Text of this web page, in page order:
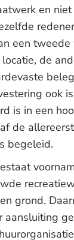
en
een
de
ook
is in een
de
begeleid.
grond.
aansluiting